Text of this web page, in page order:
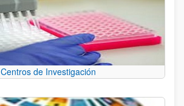
Centros de Investigación